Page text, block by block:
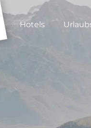
Hotels